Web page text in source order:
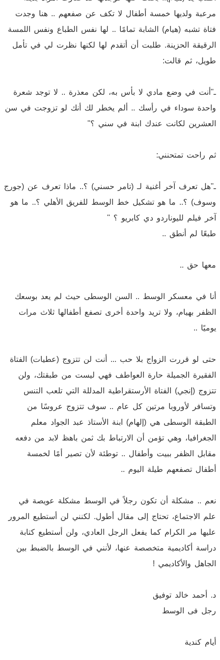
مرعبة ولديها خمسة أطفال لا تكف عن صفعهم .. هنا وجدت
فتاة تشبه (هيام) الشابة تمامًا .. لها نفس الطباع ونفس اللمسة
الرقيقة الحزينة. طلبت أن أتقدم لها لكنها نظرت لي في تأمل
طويل، ثم قالت:
ـ''أنت في وضع مادي لا بأس به، لكن معذرة .. لا توجد شعرة
واحدة سوداء في رأسك .. ألم يخطر لك أنك لو تزوجت في سن
العشرين لكانت عندك ابنة في سني ؟''
ثم راحت تمتحنني:
ـ''هل تعرف آخر أغنية لـ (تامر حسني) ؟.. ماذا تعرف عن (جورج
وسوف) ؟.. ما هو تشكيل خط الوسط للفريق الأهلي ؟.. ما هو
آخر فيلم لليوناردو دي كابريو ؟ ''
طبعًا لم أنطق ..
معها حق ..
أنا في معسكر الوسط .. السن الوسطى حيث لم يعد بوسعك
الظفر بهيام، ولا تريد واحدة أخرى تصفع أطفالها ثلاث مرات
يوميًا ..
حتى لو قررت الزواج بلا حب ... أنت لن تتزوج (عطيات) الفتاة
الفقيرة الجميلة حارة العواطف فهي ليست من طبقتك، ولن
تتزوج (إنجي) الفتاة الأرستقراطية المدللة التي تلعب التنس
وتسافر لأوروبا مرتين كل عام .. سوف تتزوج عروسًا من
الطبقة الوسطى هي (إلهام) ابنة الأستاذ عبد الجواد معلم
الجغرافيا، وهي تؤمن أن الارتباط بك ثمن باهظ لابد من دفعه
مقابل الظفر ببيت وأطفال .. توطئة لأن تصير أمًا لخمسة
أطفال تصفعهم طيلة اليوم ..
نعم .. مشكلة أن تكون رجلاً في الوسط مشكلة عويصة في
علم الاجتماع، تحتاج إلى مقال أطول. لكنني لن أستطيع المرور
عليها مر الكرام كما يفعل الرجل العادي، ولن أستطيع كتابة
دراسة أكاديمية متخصصة عنها، لأنني في الوسط بالضبط بين
الجاهل والأكاديمي !
د. أحمد خالد توفيق
رجل فى الوسط
أيام كندية